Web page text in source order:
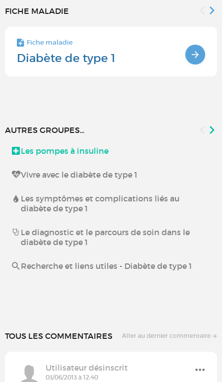
FICHE MALADIE
Fiche maladie
Diabète de type 1
AUTRES GROUPES...
Les pompes à insuline
Vivre avec le diabète de type 1
Les symptômes et complications liés au
diabète de type 1
Le diagnostic et le parcours de soin dans le
diabète de type 1
Recherche et liens utiles - Diabète de type 1
TOUS LES COMMENTAIRES Aller au dernier commentaire
Utilisateur désinscrit
03/06/2013 à 12:40